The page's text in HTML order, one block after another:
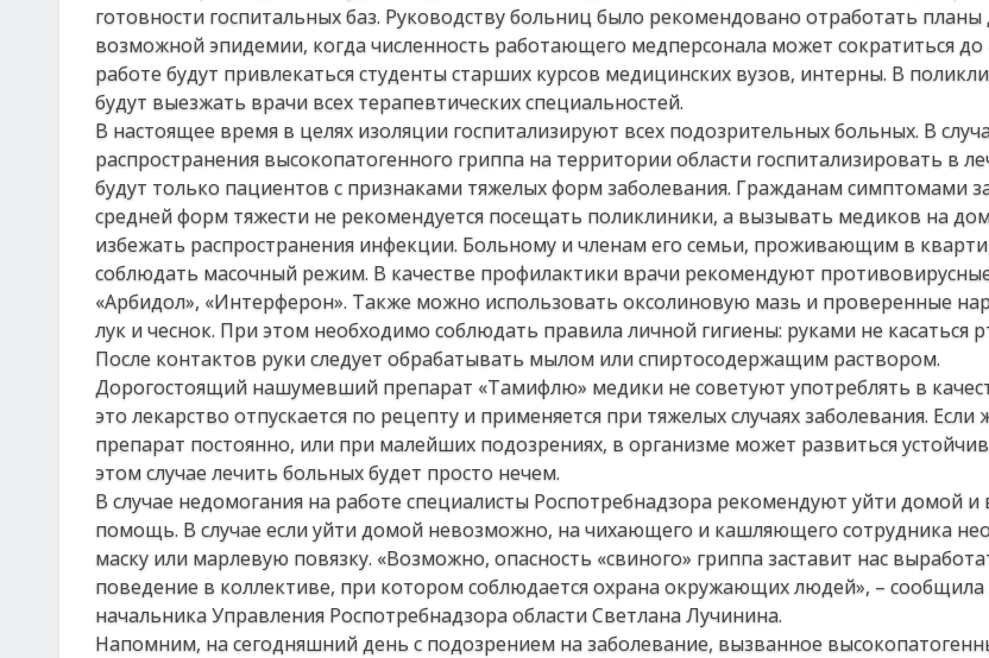
готовности госпитальных баз. Руководству больниц было рекомендовано отработать планы
возможной эпидемии, когда численность работающего медперсонала может сократиться до
работе будут привлекаться студенты старших курсов медицинских вузов, интерны. В
будут выезжать врачи всех терапевтических специальностей.
В настоящее время в целях изоляции госпитализируют всех подозрительных больных. В
распространения высокопатогенного гриппа на территории области госпитализировать в
будут только пациентов с признаками тяжелых форм заболевания. Гражданам симптомами
средней форм тяжести не рекомендуется посещать поликлиники, а вызывать медиков на
избежать распространения инфекции. Больному и членам его семьи, проживающим в
соблюдать масочный режим. В качестве профилактики врачи рекомендуют
«Арбидол», «Интерферон». Также можно использовать оксолиновую мазь и проверенные
лук и чеснок. При этом необходимо соблюдать правила личной гигиены: руками не касаться
После контактов руки следует обрабатывать мылом или спиртосодержащим раствором.
Дорогостоящий нашумевший препарат «Тамифлю» медики не советуют употреблять в
это лекарство отпускается по рецепту и применяется при тяжелых случаях заболевания.
препарат постоянно, или при малейших подозрениях, в организме может развиться
этом случае лечить больных будет просто нечем.
В случае недомогания на работе специалисты Роспотребнадзора рекомендуют уйти домой
помощь. В случае если уйти домой невозможно, на чихающего и кашляющего сотрудника
маску или марлевую повязку. «Возможно, опасность «свиного» гриппа заставит нас
поведение в коллективе, при котором соблюдается охрана окружающих людей», – сообщила
начальника Управления Роспотребнадзора области Светлана Лучинина.
Напомним, на сегодняшний день с подозрением на заболевание, вызванное